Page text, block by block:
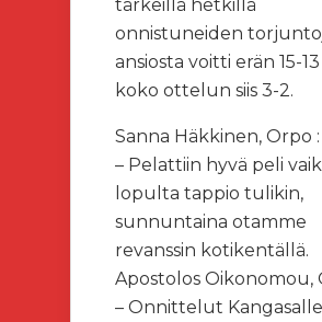
tärkeillä hetkillä
onnistuneiden
ansiosta voitti erän 15-13
koko ottelun siis 3-2.
Sanna Häkkinen, Orpo :
– Pelattiin hyvä peli
lopulta tappio tulikin,
sunnuntaina otamme
revanssin kotikentällä.
Apostolos Oikonomou,
– Onnittelut Kangasalle